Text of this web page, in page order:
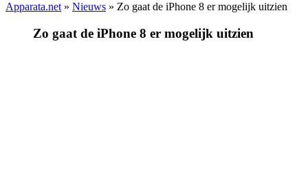
Apparata.net » Nieuws » Zo gaat de iPhone 8 er mogelijk uitzien
Zo gaat de iPhone 8 er mogelijk uitzien